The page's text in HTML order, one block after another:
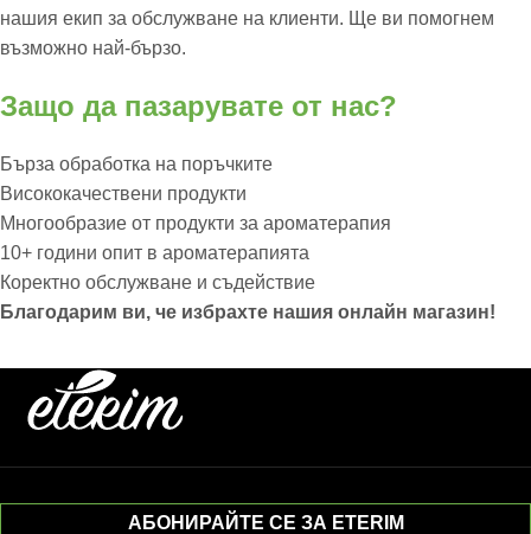
нашия екип за обслужване на клиенти. Ще ви помогнем
възможно най-бързо.
Защо да пазарувате от нас?
Бърза обработка на поръчките
Висококачествени продукти
Многообразие от продукти за ароматерапия
10+ години опит в ароматерапията
Коректно обслужване и съдействие
Благодарим ви, че избрахте нашия онлайн магазин!
АБОНИРАЙТЕ СЕ ЗА ETERIM